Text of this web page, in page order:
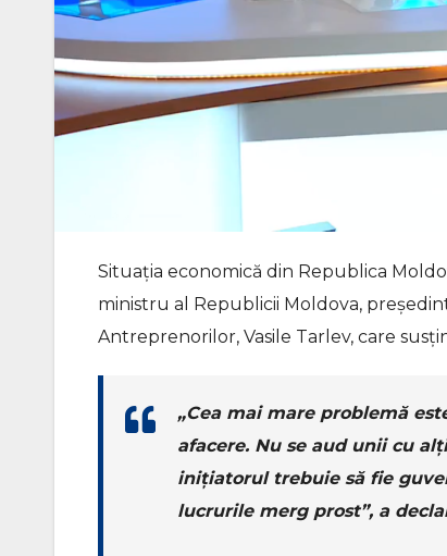
Situația economică din Republica
ministru al Republicii Moldova,
Antreprenorilor, Vasile Tarlev, care
„Cea mai mare problemă
afacere. Nu se aud unii cu
inițiatorul trebuie să fie
lucrurile merg prost”, a